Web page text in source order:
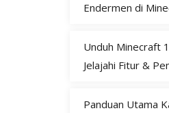
Endermen di
Unduh Minecraft
Jelajahi Fitur &
Panduan Utama